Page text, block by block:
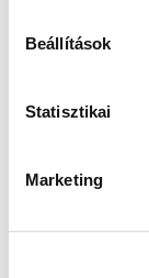
Beállítások
Statisztikai
Marketing